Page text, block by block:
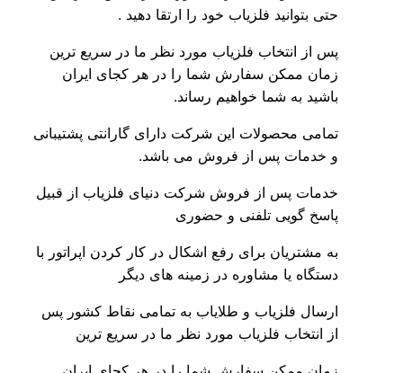
حتی بتوانید فلزیاب خود را ارتقا دهید .
پس از انتخاب فلزیاب مورد نظر ما در سریع ترین
زمان ممکن سفارش شما را در هر کجای ایران
باشید به شما خواهیم رساند.
تمامی محصولات این شرکت دارای گارانتی پشتیبانی
و خدمات پس از فروش می باشد.
خدمات پس از فروش شرکت دنیای فلزیاب از قبیل
پاسخ گویی تلفنی و حضوری
به مشتریان برای رفع اشکال در کار کردن اپراتور با
دستگاه یا مشاوره در زمینه های دیگر
ارسال فلزیاب و طلایاب به تمامی نقاط کشور پس
از انتخاب فلزیاب مورد نظر ما در سریع ترین